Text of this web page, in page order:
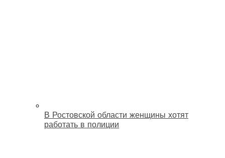
В Ростовской области женщины хотят
работать в полиции